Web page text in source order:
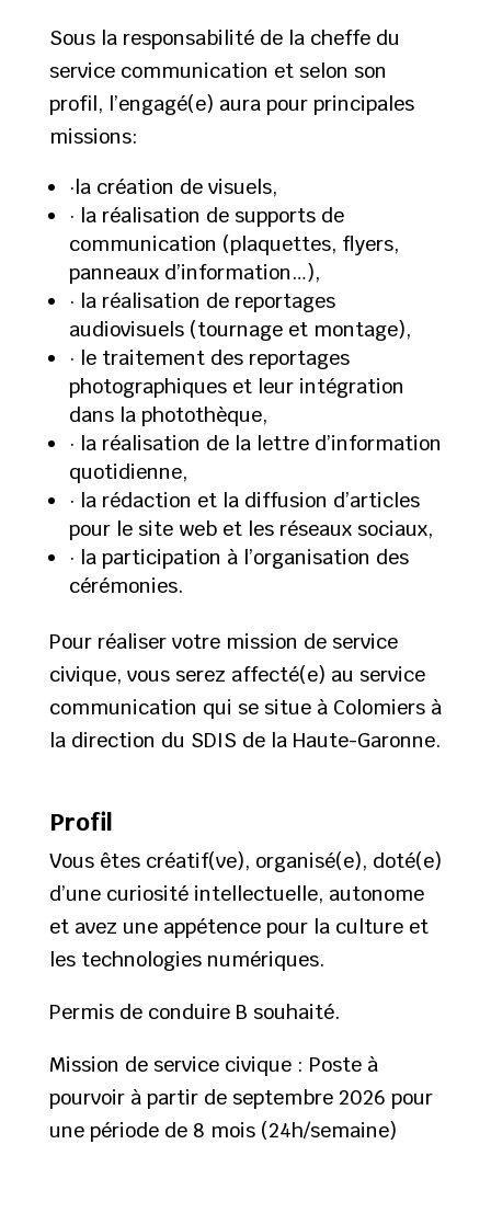
Sous la responsabilité de la cheffe du
service communication et selon son
profil, l’engagé(e) aura pour principales
missions:
·la création de visuels,
· la réalisation de supports de
communication (plaquettes, flyers,
panneaux d’information…),
· la réalisation de reportages
audiovisuels (tournage et montage),
· le traitement des reportages
photographiques et leur intégration
dans la photothèque,
· la réalisation de la lettre d’information
quotidienne,
· la rédaction et la diffusion d’articles
pour le site web et les réseaux sociaux,
· la participation à l’organisation des
cérémonies.
Pour réaliser votre mission de service
civique, vous serez affecté(e) au service
communication qui se situe à Colomiers à
la direction du SDIS de la Haute-Garonne.
Profil
Vous êtes créatif(ve), organisé(e), doté(e)
d’une curiosité intellectuelle, autonome
et avez une appétence pour la culture et
les technologies numériques.
Permis de conduire B souhaité.
Mission de service civique : Poste à
pourvoir à partir de septembre 2026 pour
une période de 8 mois (24h/semaine)